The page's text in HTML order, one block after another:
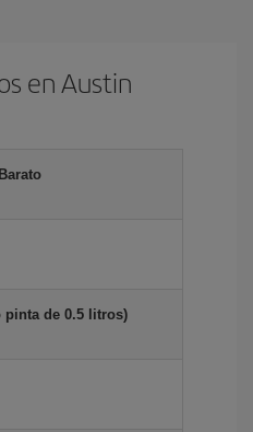
en Austin
pinta de 0.5 litros)